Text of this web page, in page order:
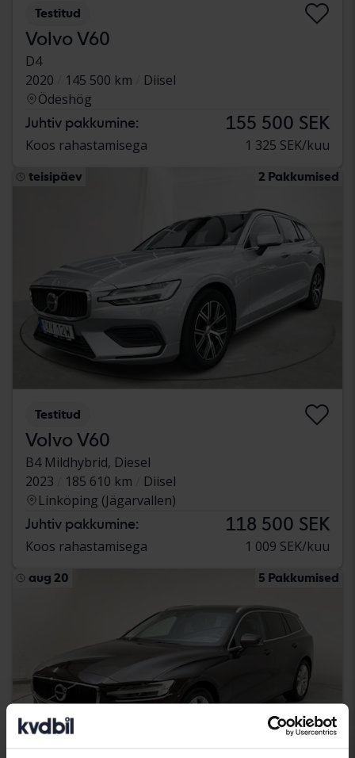
Testitud
Volvo V60
D4
2020
145 500 km
Diisel
Ödeshög
Juhtiv pakkumine: 155 500 SEK
Koos rahastamisega 1 325 SEK/kuu
teisipäev 2 Pakkumised
Testitud
Volvo V60
B4 Mildhybrid, Diesel
2023
185 610 km
Diisel
Linköping (Jägarvallen)
Juhtiv pakkumine: 118 500 SEK
Koos rahastamisega 1 009 SEK/kuu
aug 20 5 Pakkumised